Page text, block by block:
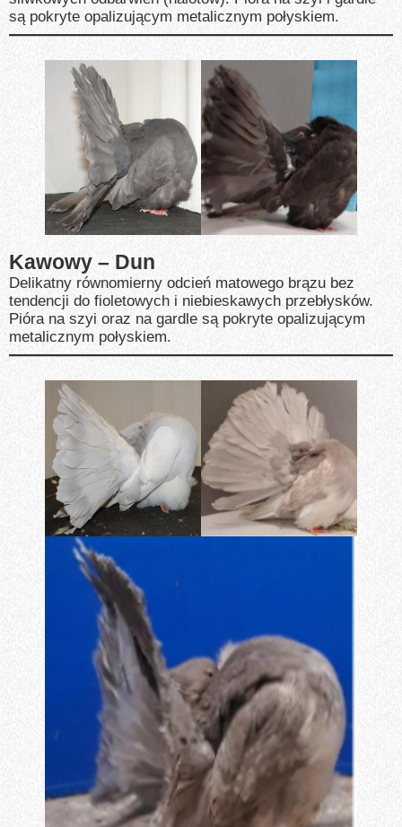
są pokryte opalizującym metalicznym połyskiem.
Kawowy – Dun
Delikatny równomierny odcień matowego brązu bez
tendencji do fioletowych i niebieskawych przebłysków.
Pióra na szyi oraz na gardle są pokryte opalizującym
metalicznym połyskiem.